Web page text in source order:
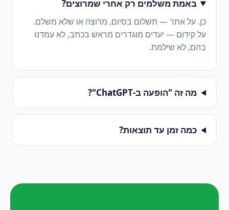
באמת משלמים רק אחרי שמרוצים?
כן. על אתר — תשלום בסיום, מרוצה או שלא משלם.
על קידום — יעדים מוגדרים מראש בכתב, לא עמדנו
בהם, לא שילמת.
מה זה "הופעה ב-ChatGPT"?
כמה זמן עד תוצאות?